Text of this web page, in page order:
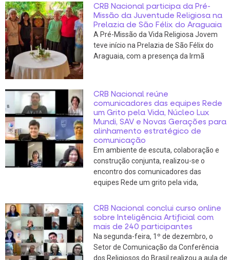
CRB Nacional participa da Pré-
Missão da Juventude Religiosa na
Prelazia de São Félix do Araguaia
A Pré-Missão da Vida Religiosa Jovem
teve início na Prelazia de São Félix do
Araguaia, com a presença da Irmã
CRB Nacional reúne
comunicadores das equipes Rede
um Grito pela Vida, Núcleo Lux
Mundi, SAV e Novas Gerações para
alinhamento estratégico de
comunicação
Em ambiente de escuta, colaboração e
construção conjunta, realizou-se o
encontro dos comunicadores das
equipes Rede um grito pela vida,
CRB Nacional conclui curso online
sobre Inteligência Artificial com
mais de 240 participantes
Na segunda-feira, 1º de dezembro, o
Setor de Comunicação da Conferência
dos Religiosos do Brasil realizou a aula de